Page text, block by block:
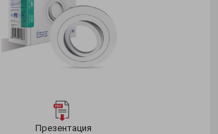
Презентация